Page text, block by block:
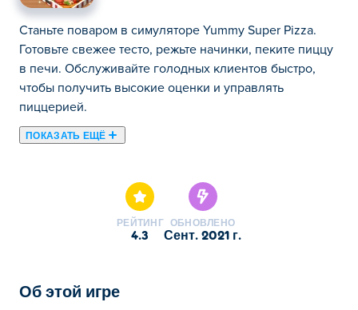
Станьте поваром в симуляторе Yummy Super Pizza.
Готовьте свежее тесто, режьте начинки, пеките пиццу
в печи. Обслуживайте голодных клиентов быстро,
чтобы получить высокие оценки и управлять
пиццерией.
ПОКАЗАТЬ ЕЩЁ
РЕЙТИНГ
4.3
ОБНОВЛЕНО
сент. 2021 г.
Об этой игре